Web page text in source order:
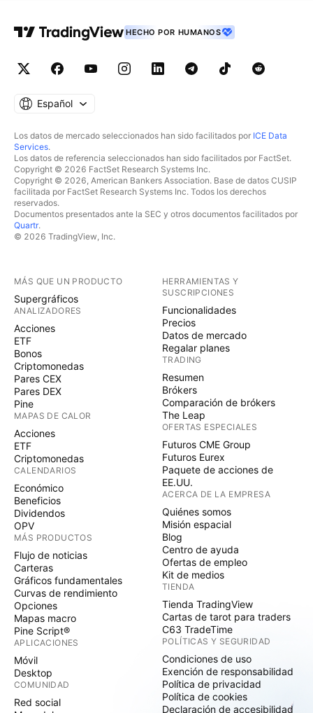
HECHO POR HUMANOS
Español
Los datos de mercado seleccionados han sido facilitados por ICE Data
Services.
Los datos de referencia seleccionados han sido facilitados por FactSet.
Copyright © 2026 FactSet Research Systems Inc.
Copyright © 2026, American Bankers Association. Base de datos CUSIP
facilitada por FactSet Research Systems Inc. Todos los derechos
reservados.
Documentos presentados ante la SEC y otros documentos facilitados por
Quartr.
© 2026 TradingView, Inc.
MÁS QUE UN PRODUCTO
Supergráficos
ANALIZADORES
Acciones
ETF
Bonos
Criptomonedas
Pares CEX
Pares DEX
Pine
MAPAS DE CALOR
Acciones
ETF
Criptomonedas
CALENDARIOS
Económico
Beneficios
Dividendos
OPV
MÁS PRODUCTOS
Flujo de noticias
Carteras
Gráficos fundamentales
Curvas de rendimiento
Opciones
Mapas macro
Pine Script®
APLICACIONES
Móvil
Desktop
COMUNIDAD
Red social
HERRAMIENTAS Y
SUSCRIPCIONES
Funcionalidades
Precios
Datos de mercado
Regalar planes
TRADING
Resumen
Brókers
Comparación de brókers
The Leap
OFERTAS ESPECIALES
Futuros CME Group
Futuros Eurex
Paquete de acciones de
EE.UU.
ACERCA DE LA EMPRESA
Quiénes somos
Misión espacial
Blog
Centro de ayuda
Ofertas de empleo
Kit de medios
TIENDA
Tienda TradingView
Cartas de tarot para traders
C63 TradeTime
POLÍTICAS Y SEGURIDAD
Condiciones de uso
Exención de responsabilidad
Política de privacidad
Política de cookies
Declaración de accesibilidad